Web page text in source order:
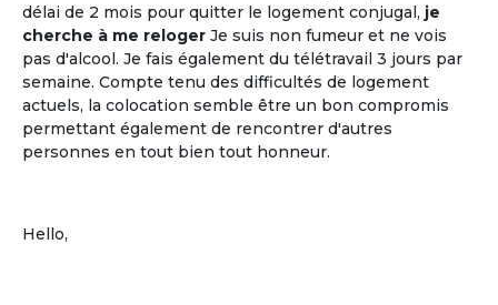
délai de 2 mois pour quitter le logement conjugal, je
cherche à me reloger Je suis non fumeur et ne vois
pas d'alcool. Je fais également du télétravail 3 jours par
semaine. Compte tenu des difficultés de logement
actuels, la colocation semble être un bon compromis
permettant également de rencontrer d'autres
personnes en tout bien tout honneur.
Hello,